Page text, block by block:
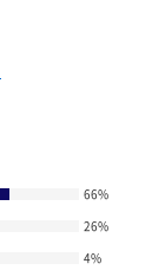
66%
26%
4%